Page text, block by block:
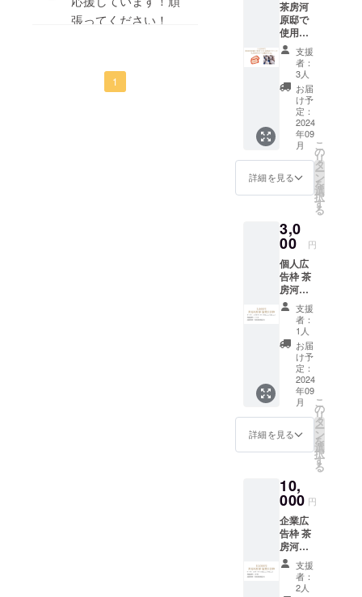
環境が続いていきます
張ってください！
1
ます ※
チケッ
ト使用
時にお
釣りは
出ませ
んので
お気を
つけ下
さい 五
穀米に
関して
「原材
料及び
はお届
け商品
のラベ
ルに表
記され
ます。
商品開
封前に
は必ず
お届け
のリ
ターン
に貼付
された
ラベル
や注意
書きを
茶房河
原邸で
使用で
きる飲
食チ
ケット
6,000円
分＋五
穀米１
ケット
の使用
期限は
2024年
9月1
日〜
8月31日
の1年間
となり
ます ※
チケッ
ト使用
時にお
釣りは
出ませ
んので
お気を
つけ下
さい 五
穀米に
関して
「原材
料及び
はお届
け商品
のラベ
ルに表
記され
ます。
商品開
封前に
は必ず
支援
者：
3人
お届
け予
定：
2024
年09
月
詳細を見る
こ
の
リ
タ
ー
ン
を
選
択
す
る
3,0
00 円
個人広
告枠 茶
房河原
邸、店
内に協
賛企業
名とし
て掲載
しま
す。 サ
イズ：
ハガキ
サイズ
期間：
１年間
（2024
2025年
8月） ※
掲載内
容は支
援を頂
いた個
人様の
お名前
になり
支援
者：
1人
お届
け予
定：
2024
年09
月
詳細を見る
こ
の
リ
タ
ー
ン
を
選
択
す
る
10,
000 円
企業広
告枠 茶
房河原
邸、店
内に協
賛企業
支援
者：
2人